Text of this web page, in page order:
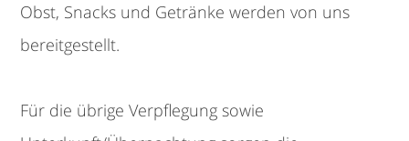
Obst, Snacks und Getränke werden von uns
bereitgestellt.
Für die übrige Verpflegung sowie